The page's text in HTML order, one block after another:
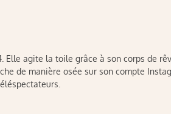
Elle agite la toile grâce à son corps de
de manière osée sur son compte